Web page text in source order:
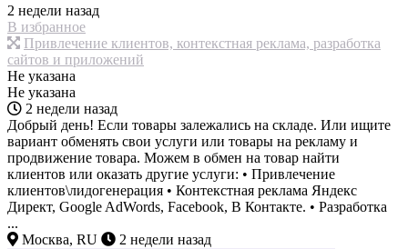
2 недели назад
В избранное
Привлечение клиентов, контекстная реклама, разработка
сайтов и приложений
Не указана
Не указана
2 недели назад
Добрый день! Если товары залежались на складе. Или ищите
вариант обменять свои услуги или товары на рекламу и
продвижение товара. Можем в обмен на товар найти
клиентов или оказать другие услуги: • Привлечение
клиентов\лидогенерация • Контекстная реклама Яндекс
Директ, Google AdWords, Facebook, В Контакте. • Разработка
...
Москва, RU
2 недели назад